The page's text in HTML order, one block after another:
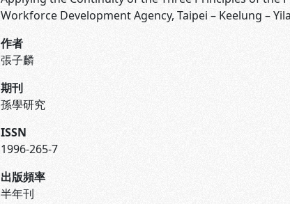
Workforce Development Agency, Taipei – Keelung –
作者
張子麟
期刊
孫學研究
ISSN
1996-265-7
出版頻率
半年刊